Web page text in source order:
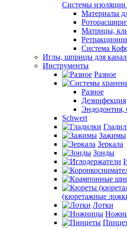
Системы изоляции
Материалы
Матрицы,
Система
Иглы, шприцы для
Инструменты
Разное
Разное
Дезинфекция
Эндодонтия,
Schwert
Зажимы
Зеркала
Зонды
(кюретажные
Лотки